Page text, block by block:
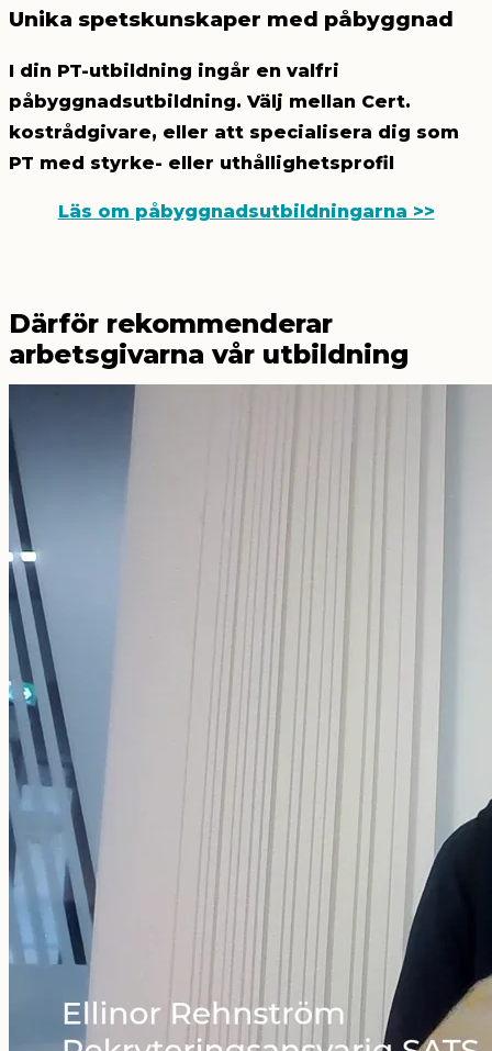
Unika spetskunskaper med påbyggnad
I din PT-utbildning ingår en valfri
påbyggnadsutbildning. Välj mellan Cert.
kostrådgivare, eller att specialisera dig som
PT med styrke- eller uthållighetsprofil
Läs om påbyggnadsutbildningarna >>
Därför rekommenderar
arbetsgivarna vår utbildning